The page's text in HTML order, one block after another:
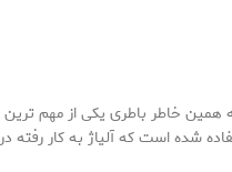
خاطر باطری یکی از مهم
شده است که آلیاژ به کار